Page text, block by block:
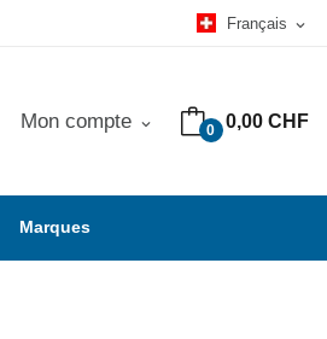
Français expand_more
0 0,00 CHF
Mon compte expand_more
Marques